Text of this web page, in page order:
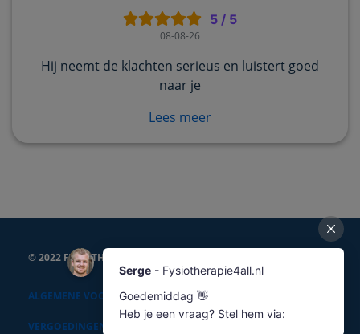
5 / 5
08-08-26
Hij neemt de klachten serieus en luistert goed
naar je
Lees meer
© 2022 FYSIOTHERAPIE4ALL
ALGEMENE VOORWAARDEN
VERGOEDINGEN